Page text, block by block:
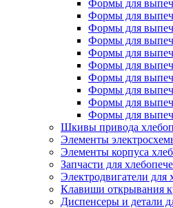
Формы для
Формы для
Формы для
Формы для
Формы для
Формы для
Формы для
Формы для
Формы для
Формы для
Шкивы привода
Элементы
Элементы корпуса
Запчасти для
Электродвигатели для
Клавиши открывания
Диспенсеры и детали